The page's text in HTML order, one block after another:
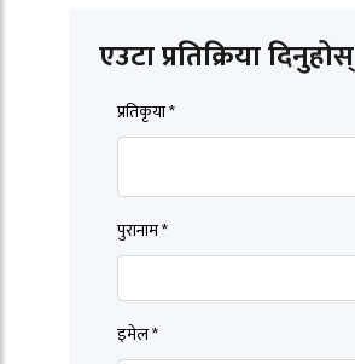
एउटा प्रतिक्रिया दिनुहोस्
प्रतिकृया *
पुरानाम *
इमेल *